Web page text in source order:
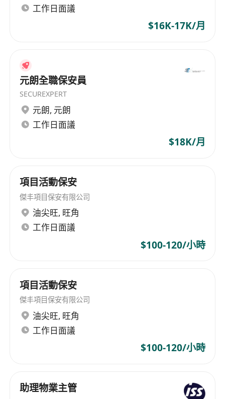
工作日面議
$16K-17K/月
元朗全職保安員
SECUREXPERT
元朗, 元朗
工作日面議
$18K/月
項目活動保安
傑丰項目保安有限公司
油尖旺, 旺角
工作日面議
$100-120/小時
項目活動保安
傑丰項目保安有限公司
油尖旺, 旺角
工作日面議
$100-120/小時
助理物業主管